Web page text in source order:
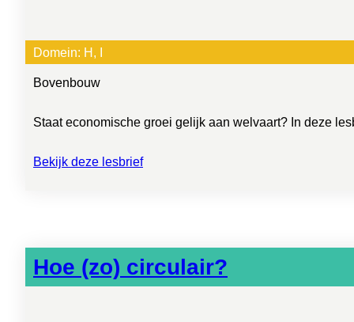
Domein: H, I
Bovenbouw
Staat economische groei gelijk aan welvaart? In deze
Bekijk deze lesbrief
Hoe (zo) circulair?